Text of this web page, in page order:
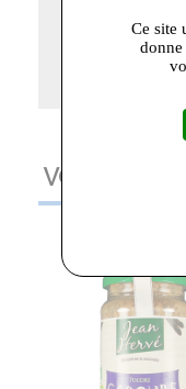
VOUS
Ce site